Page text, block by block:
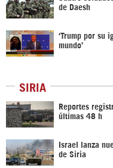
de Daesh
‘Trump por su
mundo’
SIRIA
Reportes
últimas 48 h
Israel lanza
de Siria